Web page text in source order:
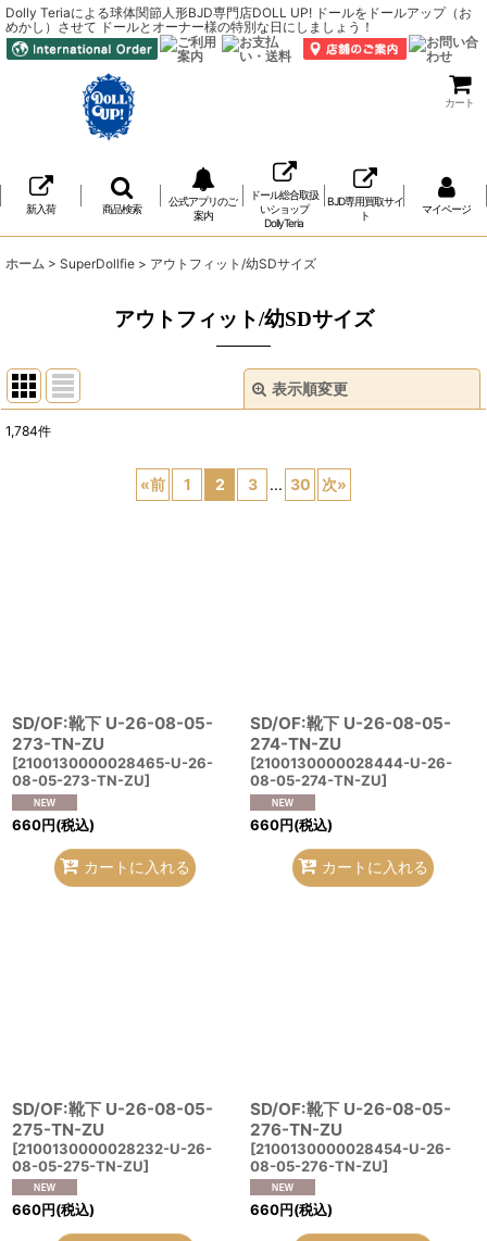
Dolly Teriaによる球体関節人形BJD専門店DOLL UP! ドールをドールアップ（お
めかし）させて ドールとオーナー様の特別な日にしましょう！
カート
新入荷 商品検索
公式アプリのご
案内
ドール総合取扱
いショップ
DollyTeria
BJD専用買取サイ
ト
マイページ
ホーム > SuperDollfie > アウトフィット/幼SDサイズ
アウトフィット/幼SDサイズ
表示順変更
1,784件
«前 1 2 3 ... 30 次»
SD/OF:靴下 U-26-08-05-
273-TN-ZU
[2100130000028465-U-26-
08-05-273-TN-ZU]
660円(税込)
カートに入れる
SD/OF:靴下 U-26-08-05-
274-TN-ZU
[2100130000028444-U-26-
08-05-274-TN-ZU]
660円(税込)
カートに入れる
SD/OF:靴下 U-26-08-05-
275-TN-ZU
[2100130000028232-U-26-
08-05-275-TN-ZU]
660円(税込)
SD/OF:靴下 U-26-08-05-
276-TN-ZU
[2100130000028454-U-26-
08-05-276-TN-ZU]
660円(税込)